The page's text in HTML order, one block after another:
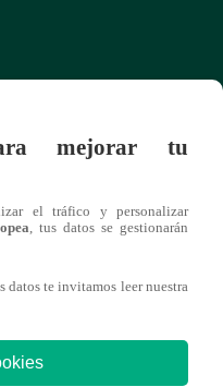
mejorar tu
el tráfico y personalizar
, tus datos se gestionarán
datos te invitamos leer nuestra